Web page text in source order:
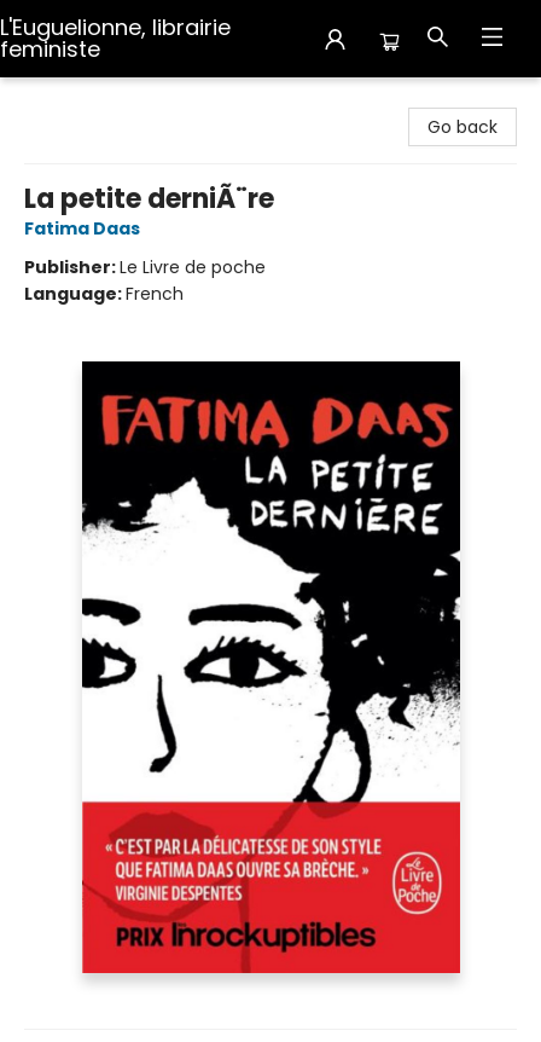
L'Euguelionne, librairie
feministe
Go back
La petite derniÃ¨re
Fatima Daas
Publisher:Le Livre de poche
Language:French